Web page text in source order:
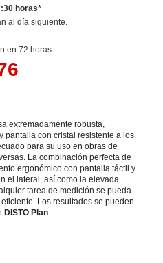
horas*
al día siguiente.
en 72 horas.
extremadamente robusta,
y pantalla con cristal resistente a los
para su uso en obras de
La combinación perfecta de
ergonómico con pantalla táctil y
el lateral, así como la elevada
tarea de medición se pueda
Los resultados se pueden
DISTO Plan.